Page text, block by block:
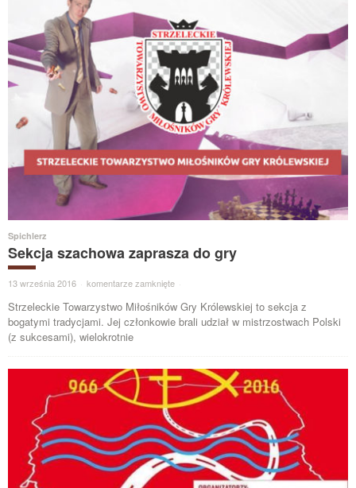
Spichlerz
Sekcja szachowa zaprasza do gry
13 września 2016 · komentarze zamknięte ·
Strzeleckie Towarzystwo Miłośników Gry Królewskiej to sekcja z
bogatymi tradycjami. Jej członkowie brali udział w mistrzostwach Polski
(z sukcesami), wielokrotnie